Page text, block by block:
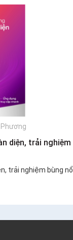
diện, trải nghiệm
trải nghiệm bùng nổ